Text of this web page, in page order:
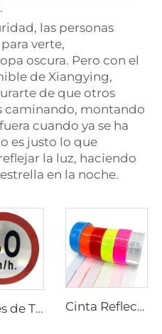
las personas
verte,
oscura. Pero con el
de Xiangying,
de que otros
caminando, montando
cuando ya se ha
es justo lo que
la luz, haciendo
en la noche.
Señales de Tráfico Reflectantes Personalizadas de Precio Económico por Fábrica Cinta Reflectante de PVC con Diseño Cuadros, Tela Reflectante para Chaquetas, Prendas, Chalecos y Bolsos